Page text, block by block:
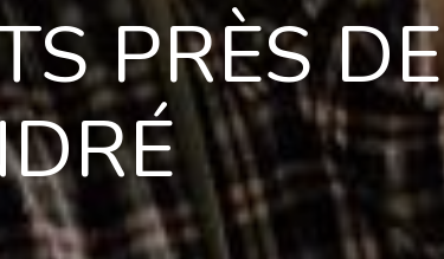
PRÈS DE